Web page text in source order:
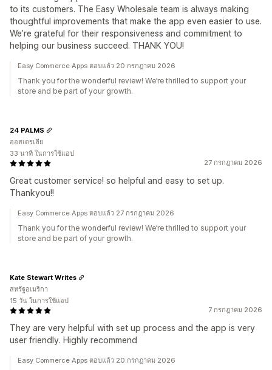
to its customers. The Easy Wholesale team is always making
thoughtful improvements that make the app even easier to use.
We’re grateful for their responsiveness and commitment to
helping our business succeed. THANK YOU!
Easy Commerce Apps ตอบแล้ว 20 กรกฎาคม 2026
Thank you for the wonderful review! We’re thrilled to support your
store and be part of your growth.
27 กรกฎาคม 2026
Great customer service! so helpful and easy to set up.
Thankyou!!
24 PALMS
ออสเตรเลีย
33 นาที ในการใช้แอป
Easy Commerce Apps ตอบแล้ว 27 กรกฎาคม 2026
Thank you for the wonderful review! We’re thrilled to support your
store and be part of your growth.
7 กรกฎาคม 2026
They are very helpful with set up process and the app is very
user friendly. Highly recommend
Kate Stewart Writes
สหรัฐอเมริกา
15 วัน ในการใช้แอป
Easy Commerce Apps ตอบแล้ว 20 กรกฎาคม 2026